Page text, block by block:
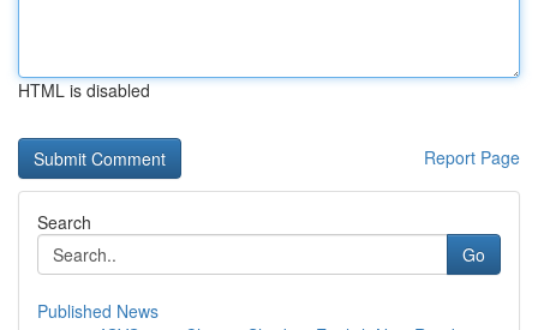
HTML is disabled
Report Page
Search
Go
Published News